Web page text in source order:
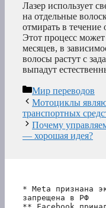
Лазер использует
на отдельные
отмирать в течение
Этот процесс может
месяцев, в
волосы растут с
выпадут
Рубрики
Мир переводов
Мотоциклы
транспортных
Почему
— хорошая идея?
* Meta признана
запрещена в РФ